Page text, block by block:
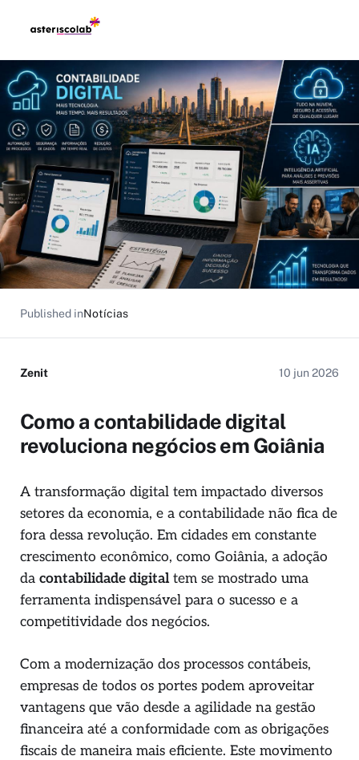
Published inNotícias
Zenit 10 jun 2026
Como a contabilidade digital
revoluciona negócios em Goiânia
A transformação digital tem impactado diversos
setores da economia, e a contabilidade não fica de
fora dessa revolução. Em cidades em constante
crescimento econômico, como Goiânia, a adoção
da contabilidade digitaltem se mostrado uma
ferramenta indispensável para o sucesso e a
competitividade dos negócios.
Com a modernização dos processos contábeis,
empresas de todos os portes podem aproveitar
vantagens que vão desde a agilidade na gestão
financeira até a conformidade com as obrigações
fiscais de maneira mais eficiente. Este movimento